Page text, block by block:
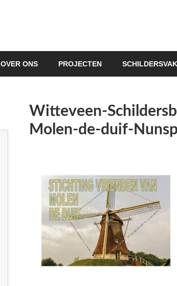
OVER ONS PROJECTEN
Witteveen-
Molen-de-duif-